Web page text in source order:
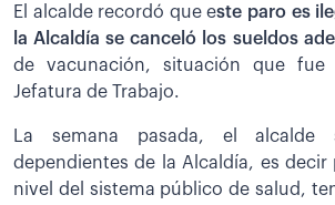
El alcalde recordó que este paro es
la Alcaldía se canceló los sueldos
de vacunación, situación que fue
Jefatura de Trabajo.
La semana pasada, el alcalde
dependientes de la Alcaldía, es decir
nivel del sistema público de salud,